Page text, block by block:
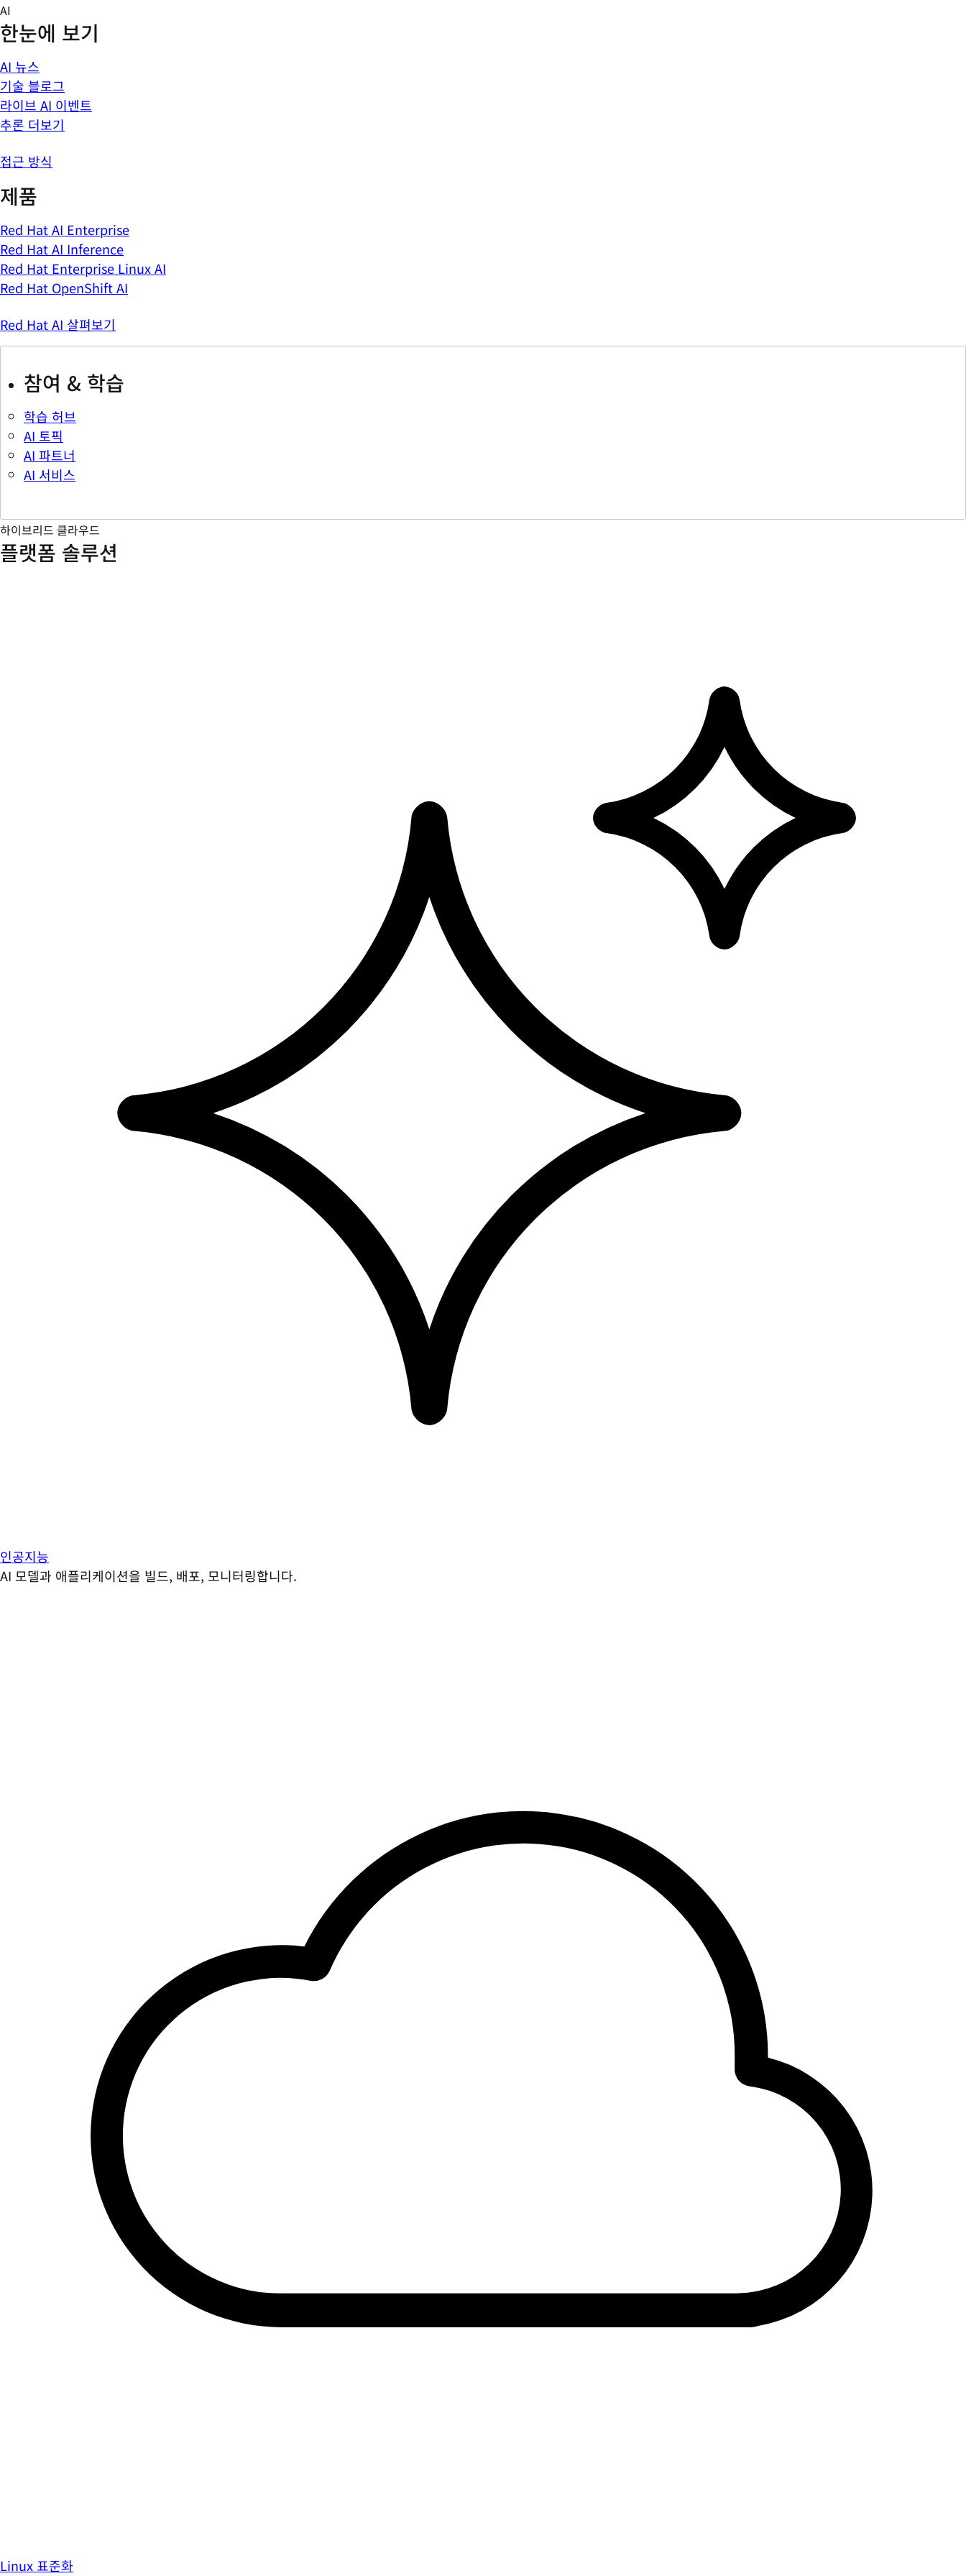
Skip
to
content
AI
한눈에 보기
AI 뉴스
기술 블로그
라이브 AI 이벤트
추론 더보기
접근 방식
제품
Red Hat AI Enterprise
Red Hat AI Inference
Red Hat Enterprise Linux AI
Red Hat OpenShift AI
Red Hat AI 살펴보기
참여 & 학습
학습 허브
AI 토픽
AI 파트너
AI 서비스
하이브리드 클라우드
플랫폼 솔루션
인공지능
AI 모델과 애플리케이션을 빌드, 배포, 모니터링합니다.
Linux 표준화